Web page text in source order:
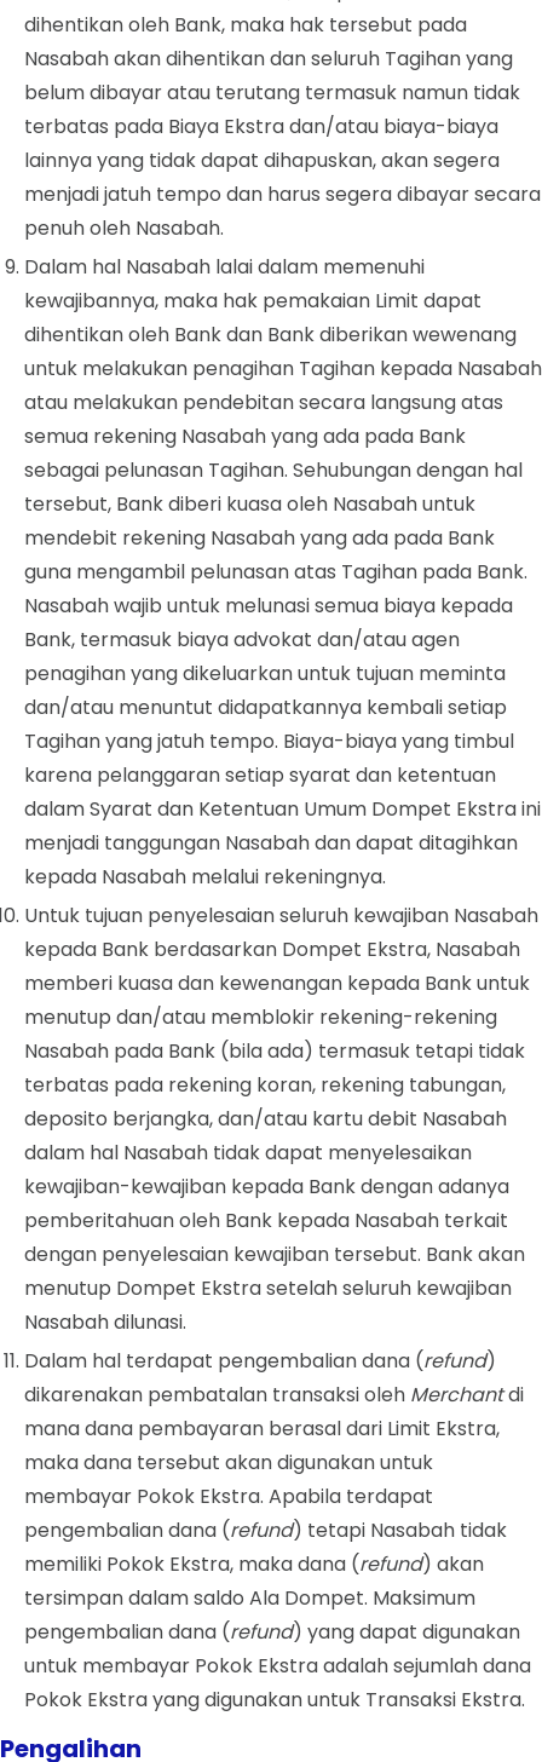
dihentikan oleh Bank, maka hak tersebut pada
Nasabah akan dihentikan dan seluruh Tagihan yang
belum dibayar atau terutang termasuk namun tidak
terbatas pada Biaya Ekstra dan/atau biaya-biaya
lainnya yang tidak dapat dihapuskan, akan segera
menjadi jatuh tempo dan harus segera dibayar secara
penuh oleh Nasabah.
Dalam hal Nasabah lalai dalam memenuhi
kewajibannya, maka hak pemakaian Limit dapat
dihentikan oleh Bank dan Bank diberikan wewenang
untuk melakukan penagihan Tagihan kepada Nasabah
atau melakukan pendebitan secara langsung atas
semua rekening Nasabah yang ada pada Bank
sebagai pelunasan Tagihan. Sehubungan dengan hal
tersebut, Bank diberi kuasa oleh Nasabah untuk
mendebit rekening Nasabah yang ada pada Bank
guna mengambil pelunasan atas Tagihan pada Bank.
Nasabah wajib untuk melunasi semua biaya kepada
Bank, termasuk biaya advokat dan/atau agen
penagihan yang dikeluarkan untuk tujuan meminta
dan/atau menuntut didapatkannya kembali setiap
Tagihan yang jatuh tempo. Biaya-biaya yang timbul
karena pelanggaran setiap syarat dan ketentuan
dalam Syarat dan Ketentuan Umum Dompet Ekstra ini
menjadi tanggungan Nasabah dan dapat ditagihkan
kepada Nasabah melalui rekeningnya.
Untuk tujuan penyelesaian seluruh kewajiban Nasabah
kepada Bank berdasarkan Dompet Ekstra, Nasabah
memberi kuasa dan kewenangan kepada Bank untuk
menutup dan/atau memblokir rekening-rekening
Nasabah pada Bank (bila ada) termasuk tetapi tidak
terbatas pada rekening koran, rekening tabungan,
deposito berjangka, dan/atau kartu debit Nasabah
dalam hal Nasabah tidak dapat menyelesaikan
kewajiban-kewajiban kepada Bank dengan adanya
pemberitahuan oleh Bank kepada Nasabah terkait
dengan penyelesaian kewajiban tersebut. Bank akan
menutup Dompet Ekstra setelah seluruh kewajiban
Nasabah dilunasi.
Dalam hal terdapat pengembalian dana (refund)
dikarenakan pembatalan transaksi oleh Merchantdi
mana dana pembayaran berasal dari Limit Ekstra,
maka dana tersebut akan digunakan untuk
membayar Pokok Ekstra. Apabila terdapat
pengembalian dana (refund) tetapi Nasabah tidak
memiliki Pokok Ekstra, maka dana (refund) akan
tersimpan dalam saldo Ala Dompet. Maksimum
pengembalian dana (refund) yang dapat digunakan
untuk membayar Pokok Ekstra adalah sejumlah dana
Pokok Ekstra yang digunakan untuk Transaksi Ekstra.
Pengalihan